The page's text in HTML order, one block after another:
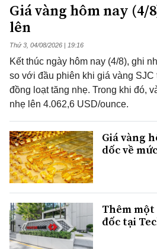
Giá vàng hôm nay (4/
lên
Thứ 3, 04/08/2026 | 19:16
Kết thúc ngày hôm nay (4/8), ghi
so với đầu phiên khi giá vàng
đồng loạt tăng nhẹ. Trong khi đó,
nhẹ lên 4.062,6 USD/ounce.
Giá vàng
dốc về
Thêm một
đốc tại